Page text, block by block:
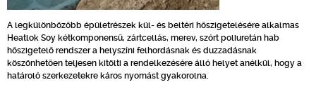
A legkülönbözőbb épületrészek kül- és beltéri hőszigetelésére alkalmas
Heatlok Soy kétkomponensű, zártcellás, merev, szórt poliuretán hab
hőszigetelő rendszer a helyszíni felhordásnak és duzzadásnak
köszönhetően teljesen kitölti a rendelkezésére álló helyet anélkül, hogy a
határoló szerkezetekre káros nyomást gyakorolna.